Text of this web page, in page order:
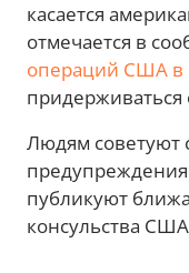
касается
отмечается в
операций США в
Людям советуют
публикуют
консульства